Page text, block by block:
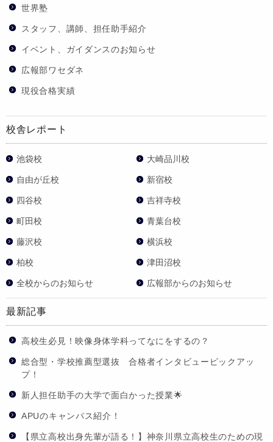
世界塾
スタッフ、講師、担任助手紹介
イベント、ガイダンスのお知らせ
広報部ワセダネ
現役合格実績
校舎レポート
池袋校 大崎品川校
自由が丘校 新宿校
四谷校 吉祥寺校
町田校 青葉台校
藤沢校 横浜校
柏校 津田沼校
全校からのお知らせ 広報部からのお知らせ
最新記事
高校生必見！映像身体学科ってなにをするの？
総合型・学校推薦型選抜 合格者インタビューピックアッ
プ！
新人担任助手の大学で面白かった授業🌟
APUのキャンパス紹介！
【県立高校出身先輩が語る！】神奈川県立高校生のための現